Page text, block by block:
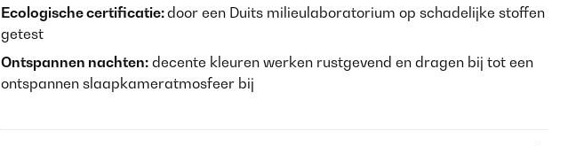
Ecologische certificatie:door een Duits milieulaboratorium op schadelijke stoffen
getest
Ontspannen nachten: decente kleuren werken rustgevend en dragen bij tot een
ontspannen slaapkameratmosfeer bij